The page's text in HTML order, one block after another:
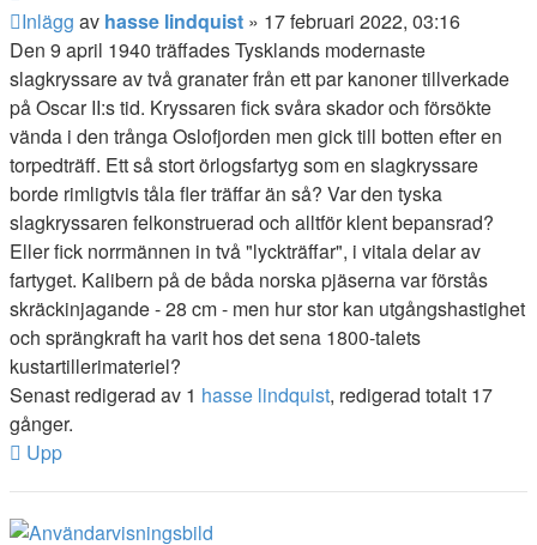
Inlägg av hasse lindquist » 17 februari 2022, 03:16
Den 9 april 1940 träffades Tysklands modernaste
slagkryssare av två granater från ett par kanoner tillverkade
på Oscar II:s tid. Kryssaren fick svåra skador och försökte
vända i den trånga Oslofjorden men gick till botten efter en
torpedträff. Ett så stort örlogsfartyg som en slagkryssare
borde rimligtvis tåla fler träffar än så? Var den tyska
slagkryssaren felkonstruerad och alltför klent bepansrad?
Eller fick norrmännen in två "lyckträffar", i vitala delar av
fartyget. Kalibern på de båda norska pjäserna var förstås
skräckinjagande - 28 cm - men hur stor kan utgångshastighet
och sprängkraft ha varit hos det sena 1800-talets
kustartillerimateriel?
Senast redigerad av 1 hasse lindquist, redigerad totalt 17
gånger.
Upp